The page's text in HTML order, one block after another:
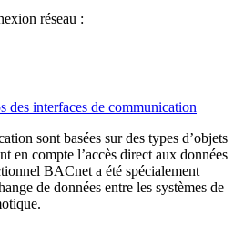
réseau :
des interfaces de communication
sont basées sur des types d’objets
en compte l’accès direct aux données
BACnet a été spécialement
de données entre les systèmes de